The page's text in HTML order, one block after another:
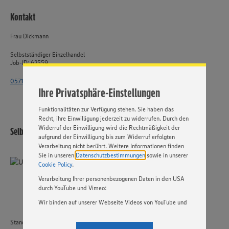
Ihre Privatsphäre-Einstellungen
ermöglichen. Wir verwenden Ihre Daten, um unsere
Inhalte anzubieten. Ihre Einwilligung in die Nutzung von
Cookies und anderer Technologien ist freiwillig und kann
„EINSTELLUNGEN ÄNDERN”. Bitte beachten Sie, dass auf
Basis Ihrer Einstellungen ggf. nicht mehr alle
Funktionalitäten zur Verfügung stehen. Sie haben das
Recht, ihre Einwilligung jederzeit zu widerrufen. Durch den
Widerruf der Einwilligung wird die Rechtmäßigkeit der
aufgrund der Einwilligung bis zum Widerruf erfolgten
Verarbeitung nicht berührt. Weitere Informationen finden
Sie in unseren Datenschutzbestimmungen sowie in unserer
Cookie Policy.
Verarbeitung Ihrer personenbezogenen Daten in den USA
durch YouTube und Vimeo:
Wir binden auf unserer Webseite Videos von YouTube und
Einstellungen bezüglich YouTube und Vimeo zu ändern,
Kontakt
Frau Dickmann
Selbstständiger Einzelhandel
Job-ID: 62559
0571 - 802 1863
Selbstständiger Einzelhandel
Standort